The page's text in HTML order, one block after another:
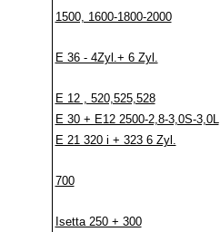
1500, 1600-1800-2000
E 36 - 4Zyl.+ 6 Zyl.
E 12 , 520,525,528
E 30 + E12 2500-2,8-3,0S-3,0L
E 21 320 i + 323 6 Zyl.
700
Isetta 250 + 300